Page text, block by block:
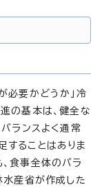
必要かどうか」冷
の基本は、健全な
バランスよく通常
することはありま
食事全体のバラ
水産省が作成した